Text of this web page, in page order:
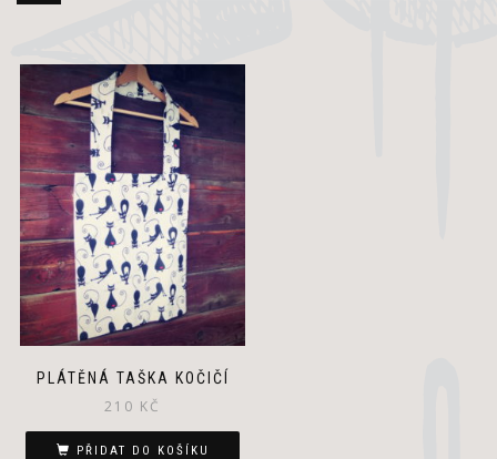
PLÁTĚNÁ TAŠKA KOČIČÍ
210 KČ
PŘIDAT DO KOŠÍKU